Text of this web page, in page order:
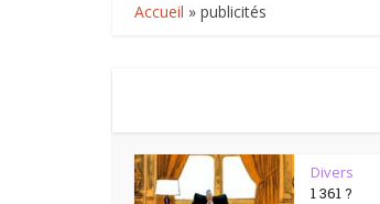
Accueil » publicités
Divers
1 361 ?